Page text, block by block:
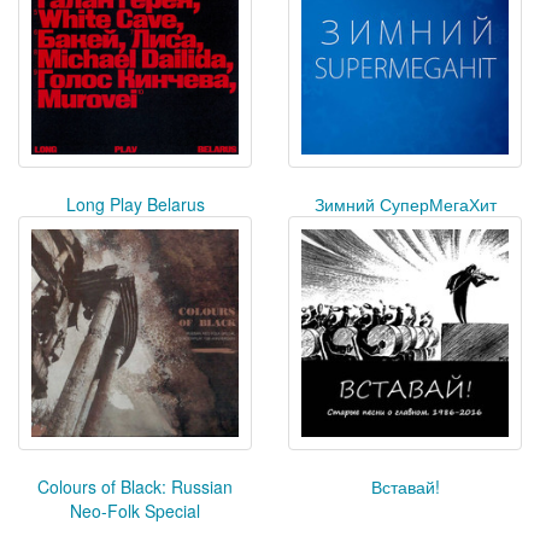
Long Play Belarus Зимний СуперМегаХит
Colours of Black: Russian
Neo-Folk Special
Вставай!